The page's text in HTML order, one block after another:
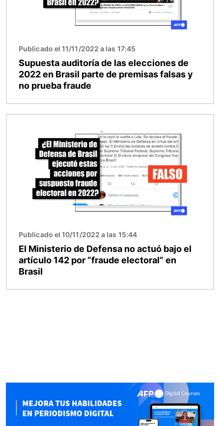
Publicado el 11/11/2022 a las 17:45
Supuesta auditoría de las elecciones de
2022 en Brasil parte de premisas falsas y
no prueba fraude
Publicado el 10/11/2022 a las 15:44
El Ministerio de Defensa no actuó bajo el
artículo 142 por “fraude electoral” en
Brasil